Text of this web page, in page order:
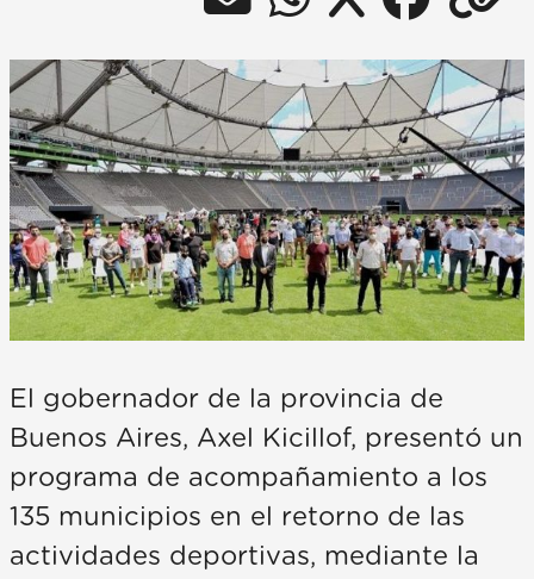
El gobernador de la provincia de
Buenos Aires, Axel Kicillof, presentó un
programa de acompañamiento a los
135 municipios en el retorno de las
actividades deportivas, mediante la